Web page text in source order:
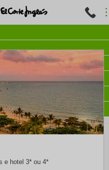
e hotel 3* ou 4*